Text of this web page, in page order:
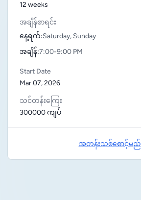
12 weeks
အချိန်စာရင်း
နေ့ရက်:Saturday, Sunday
အချိန်:7:00-9:00 PM
Start Date
Mar 07, 2026
သင်တန်းကြေး
300000 ကျပ်
အတန်းသစ်စောင့်မည်